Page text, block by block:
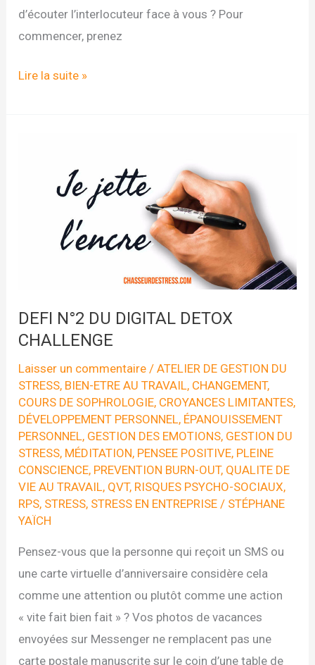
d’écouter l’interlocuteur face à vous ? Pour
commencer, prenez
DEFI
CHALLENGE
Lire la suite »
DEFI N°2 DU DIGITAL DETOX
CHALLENGE
Laisser un commentaire /ATELIER DE GESTION DU
STRESS, BIEN-ETRE AU TRAVAIL, CHANGEMENT,
COURS DE SOPHROLOGIE, CROYANCES LIMITANTES,
DÉVELOPPEMENT PERSONNEL, ÉPANOUISSEMENT
PERSONNEL, GESTION DES EMOTIONS, GESTION DU
STRESS, MÉDITATION, PENSEE POSITIVE, PLEINE
CONSCIENCE, PREVENTION BURN-OUT, QUALITE DE
VIE AU TRAVAIL, QVT, RISQUES PSYCHO-SOCIAUX,
RPS, STRESS, STRESS EN ENTREPRISE / STÉPHANE
YAÏCH
Pensez-vous que la personne qui reçoit un SMS ou
une carte virtuelle d’anniversaire considère cela
comme une attention ou plutôt comme une action
« vite fait bien fait » ? Vos photos de vacances
envoyées sur Messenger ne remplacent pas une
carte postale manuscrite sur le coin d’une table de